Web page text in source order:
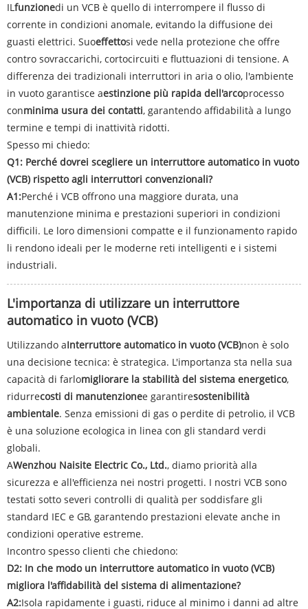
ILfunzionedi un VCB è quello di interrompere il flusso di
corrente in condizioni anomale, evitando la diffusione dei
guasti elettrici. Suoeffettosi vede nella protezione che offre
contro sovraccarichi, cortocircuiti e fluttuazioni di tensione. A
differenza dei tradizionali interruttori in aria o olio, l'ambiente
in vuoto garantisce aestinzione più rapida dell'arcoprocesso
conminima usura dei contatti, garantendo affidabilità a lungo
termine e tempi di inattività ridotti.
Spesso mi chiedo:
Q1: Perché dovrei scegliere un interruttore automatico in vuoto
(VCB) rispetto agli interruttori convenzionali?
A1:Perché i VCB offrono una maggiore durata, una
manutenzione minima e prestazioni superiori in condizioni
difficili. Le loro dimensioni compatte e il funzionamento rapido
li rendono ideali per le moderne reti intelligenti e i sistemi
industriali.
L'importanza di utilizzare un interruttore
automatico in vuoto (VCB)
Utilizzando aInterruttore automatico in vuoto (VCB)non è solo
una decisione tecnica: è strategica. L'importanza sta nella sua
capacità di farlomigliorare la stabilità del sistema energetico,
ridurrecosti di manutenzionee garantiresostenibilità
ambientale. Senza emissioni di gas o perdite di petrolio, il VCB
è una soluzione ecologica in linea con gli standard verdi
globali.
AWenzhou Naisite Electric Co., Ltd., diamo priorità alla
sicurezza e all'efficienza nei nostri progetti. I nostri VCB sono
testati sotto severi controlli di qualità per soddisfare gli
standard IEC e GB, garantendo prestazioni elevate anche in
condizioni operative estreme.
Incontro spesso clienti che chiedono:
D2: In che modo un interruttore automatico in vuoto (VCB)
migliora l'affidabilità del sistema di alimentazione?
A2:Isola rapidamente i guasti, riduce al minimo i danni ad altre